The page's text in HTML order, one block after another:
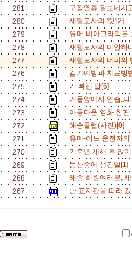
281
구정연휴 잘보네시
280
새털도사의 '렛'[2]
279
유머-비아그라먹
278
새털도사의 미안하
277
새털도사의 머피의
276
감기예방과 치료
275
기 빠진 날[6]
274
거울앞에서 연습..
273
아름다운 영화 한
272
해송클럽(사진)[0]
271
유머-어느 운전자
270
기축년 새해 복 많
269
등산중에 생긴일[1]
268
해송 회원여러분,
267
난 표지판을 따라